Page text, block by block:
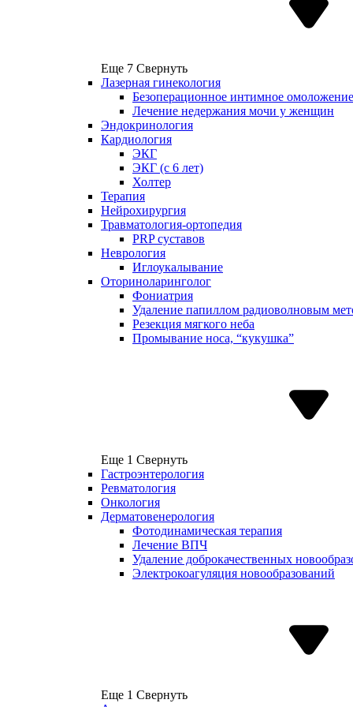
Еще 7 Свернуть
Лазерная гинекология
Безоперационное интимное омоложение
Лечение недержания мочи у женщин
Эндокринология
Кардиология
ЭКГ
ЭКГ (с 6 лет)
Холтер
Терапия
Нейрохирургия
Травматология-ортопедия
PRP суставов
Неврология
Иглоукалывание
Оториноларинголог
Фониатрия
Удаление папиллом радиоволновым
Резекция мягкого неба
Промывание носа, “кукушка”
Еще 1 Свернуть
Гастроэнтерология
Ревматология
Онкология
Дерматовенерология
Фотодинамическая терапия
Лечение ВПЧ
Удаление доброкачественных
Электрокоагуляция новообразований
Еще 1 Свернуть